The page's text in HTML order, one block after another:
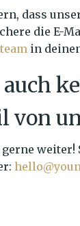
dass
die E-
in
von
weiter!